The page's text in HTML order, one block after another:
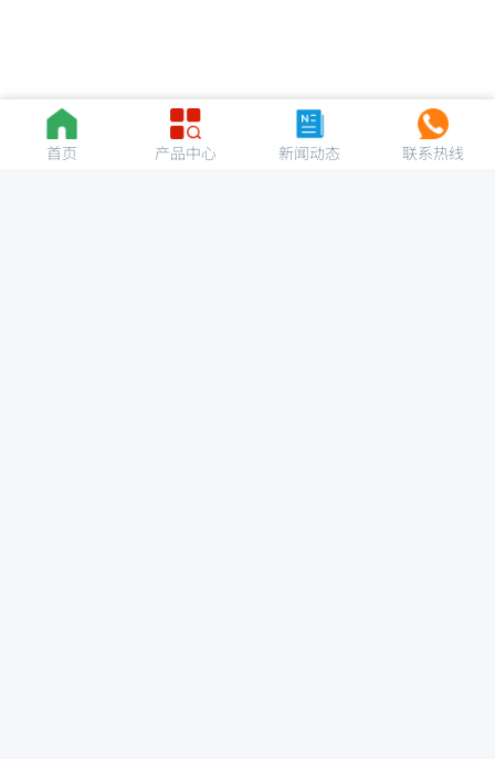
首页 产品中心 新闻动态 联系热线